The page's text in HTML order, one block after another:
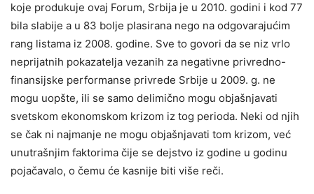
koje produkuje ovaj Forum, Srbija je u 2010. godini i kod 77
bila slabije a u 83 bolje plasirana nego na odgovarajućim
rang listama iz 2008. godine. Sve to govori da se niz vrlo
neprijatnih pokazatelja vezanih za negativne privredno-
finansijske performanse privrede Srbije u 2009. g. ne
mogu uopšte, ili se samo delimično mogu objašnjavati
svetskom ekonomskom krizom iz tog perioda. Neki od njih
se čak ni najmanje ne mogu objašnjavati tom krizom, već
unutrašnjim faktorima čije se dejstvo iz godine u godinu
pojačavalo, o čemu će kasnije biti više reči.